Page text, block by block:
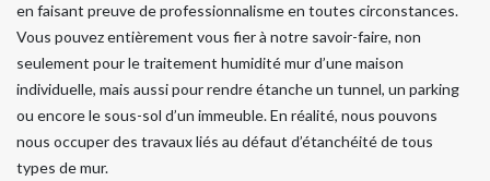
en faisant preuve de professionnalisme en toutes circonstances.
Vous pouvez entièrement vous fier à notre savoir-faire, non
seulement pour le traitement humidité mur d’une maison
individuelle, mais aussi pour rendre étanche un tunnel, un parking
ou encore le sous-sol d’un immeuble. En réalité, nous pouvons
nous occuper des travaux liés au défaut d’étanchéité de tous
types de mur.